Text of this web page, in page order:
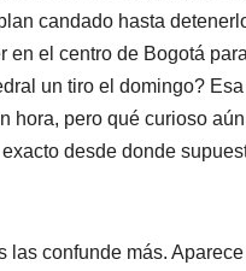
candado hasta
en el centro de Bogotá
un tiro el domingo?
hora, pero qué curioso
desde donde
las confunde más.